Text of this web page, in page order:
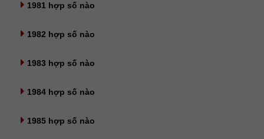
1981 hợp số nào
1982 hợp số nào
1983 hợp số nào
1984 hợp số nào
1985 hợp số nào